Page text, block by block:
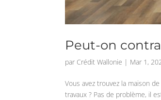
Peut-on
par Crédit Wallonie | Mar 1,
Vous avez trouvez la maison
travaux ? Pas de problème, il